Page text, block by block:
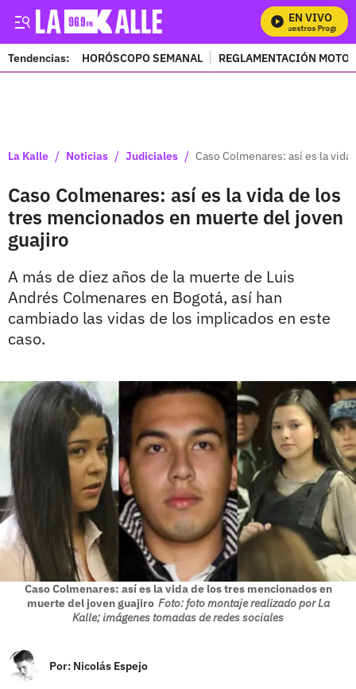
EN VIVO
Mira Todos Nuestros Programas
Tendencias: HORÓSCOPO SEMANAL REGLAMENTACIÓN
La Kalle / Noticias / Judiciales / Caso Colmenares: así es la
Caso Colmenares: así es la vida de los
tres mencionados en muerte del joven
guajiro
A más de diez años de la muerte de Luis
Andrés Colmenares en Bogotá, así han
cambiado las vidas de los implicados en este
caso.
Caso Colmenares: así es la vida de los tres mencionados en
muerte del joven guajiro Foto: foto montaje realizado por La
Kalle; imágenes tomadas de redes sociales
Por: Nicolás Espejo